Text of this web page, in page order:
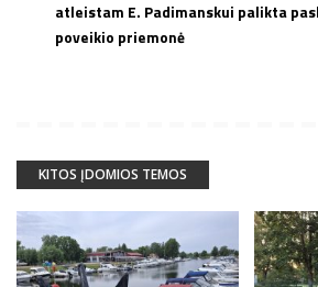
atleistam E. Padimanskui palikta
poveikio priemonė
KITOS ĮDOMIOS TEMOS